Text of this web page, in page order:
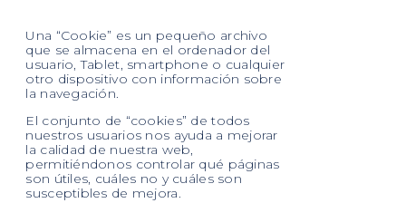
Una “Cookie” es un pequeño archivo
que se almacena en el ordenador del
usuario, Tablet, smartphone o cualquier
otro dispositivo con información sobre
la navegación.
El conjunto de “cookies” de todos
nuestros usuarios nos ayuda a mejorar
la calidad de nuestra web,
permitiéndonos controlar qué páginas
son útiles, cuáles no y cuáles son
susceptibles de mejora.